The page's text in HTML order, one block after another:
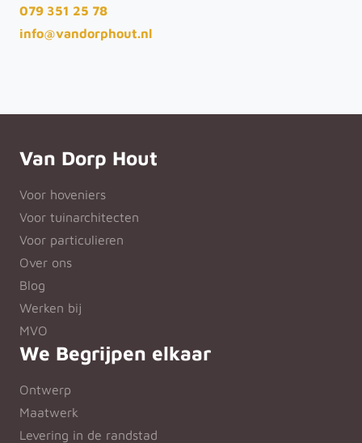
079 351 25 78
info@vandorphout.nl
Van Dorp Hout
Voor hoveniers
Voor tuinarchitecten
Voor particulieren
Over ons
Blog
Werken bij
MVO
We Begrijpen elkaar
Ontwerp
Maatwerk
Levering in de randstad